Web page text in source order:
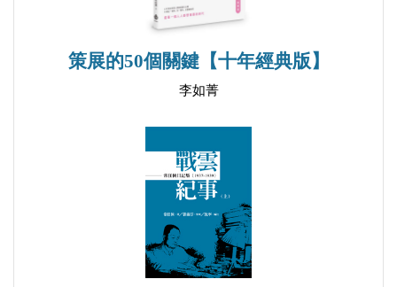
策展的50個關鍵【十年經典版】
李如菁